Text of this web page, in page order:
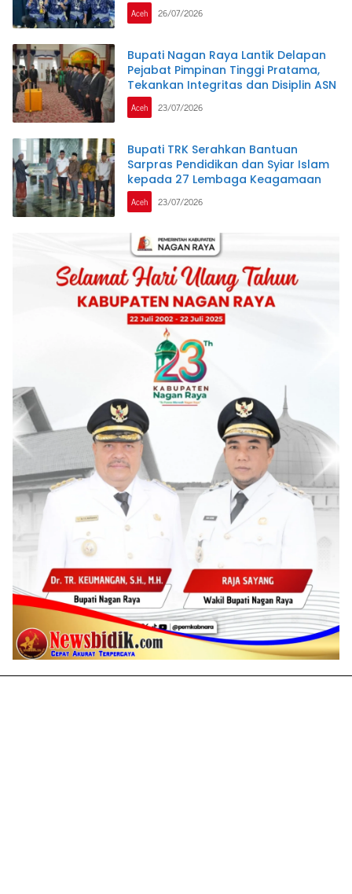
Aceh 26/07/2026
Bupati Nagan Raya Lantik Delapan
Pejabat Pimpinan Tinggi Pratama,
Tekankan Integritas dan Disiplin ASN
Aceh 23/07/2026
Bupati TRK Serahkan Bantuan
Sarpras Pendidikan dan Syiar Islam
kepada 27 Lembaga Keagamaan
Aceh 23/07/2026